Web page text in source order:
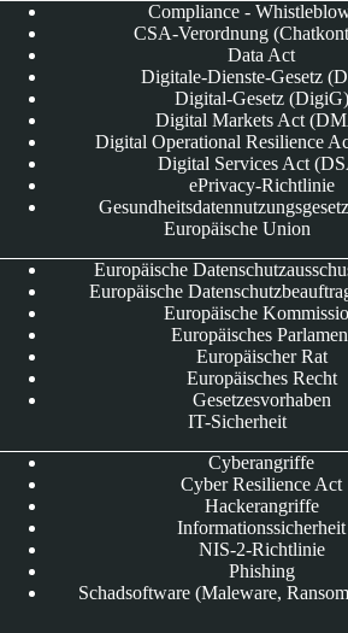
Compliance -
CSA-Verordnung
Data Act
Digitale-Dienste-Gesetz
Digital-Gesetz (DigiG)
Digital Markets Act
Digital Operational Resilience
Digital Services Act
ePrivacy-Richtlinie
Europäische Union
Europäische
Europäische
Europäische
Europäisches
Europäischer Rat
Europäisches Recht
Gesetzesvorhaben
IT-Sicherheit
Cyberangriffe
Cyber Resilience Act
Hackerangriffe
Informationssicherheit
NIS-2-Richtlinie
Phishing
Schadsoftware (Maleware,